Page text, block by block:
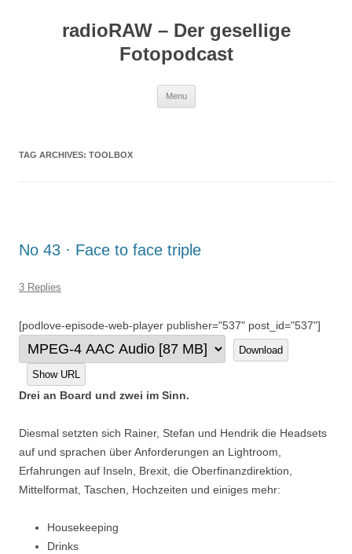
radioRAW – Der gesellige
Fotopodcast
Menu
TAG ARCHIVES: TOOLBOX
No 43 · Face to face triple
3 Replies
[podlove-episode-web-player publisher="537" post_id="537"]
Download
Show URL
Drei an Board und zwei im Sinn.
Diesmal setzten sich Rainer, Stefan und Hendrik die Headsets
auf und sprachen über Anforderungen an Lightroom,
Erfahrungen auf Inseln, Brexit, die Oberfinanzdirektion,
Mittelformat, Taschen, Hochzeiten und einiges mehr:
Housekeeping
Drinks